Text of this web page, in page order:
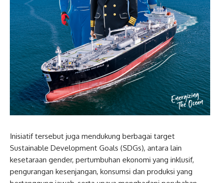
Inisiatif tersebut juga mendukung berbagai target
Sustainable Development Goals (SDGs), antara lain
kesetaraan gender, pertumbuhan ekonomi yang inklusif,
pengurangan kesenjangan, konsumsi dan produksi yang